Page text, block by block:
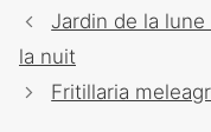
Navigation
des
Jardin de la
la nuit
Fritillaria